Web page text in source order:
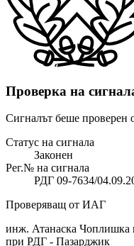
Проверка на
Сигналът беше проверен
Статус на сигнала
Законен
Рег.№ на сигнала
РДГ 09-7634/
Проверяващ от ИАГ
инж. Атанаска
при РДГ - Пазарджик